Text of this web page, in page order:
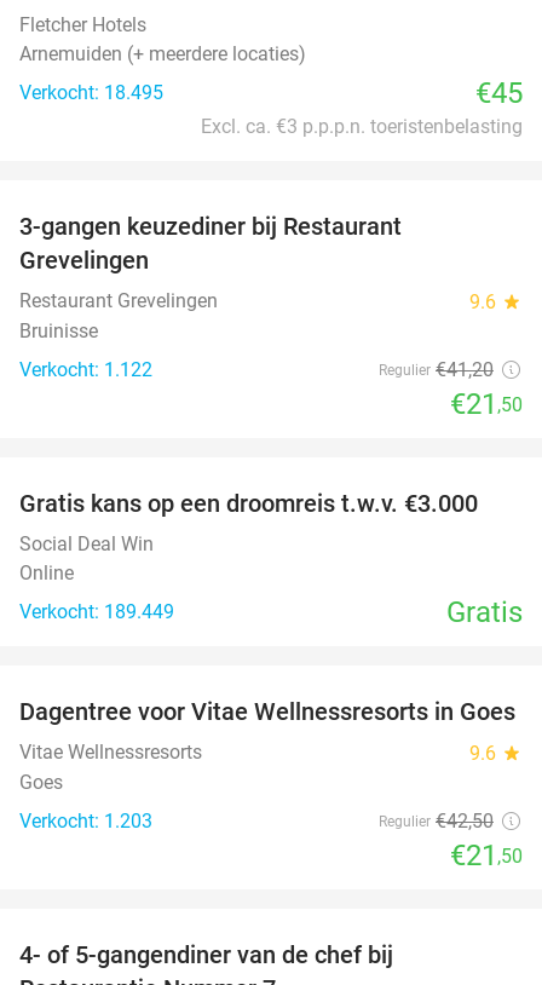
Fletcher Hotels
Arnemuiden (+ meerdere locaties)
Verkocht: 18.495
€45
Excl. ca. €3 p.p.p.n. toeristenbelasting
3-gangen keuzediner bij Restaurant
Grevelingen
Restaurant Grevelingen 9.6 star
Bruinisse
Verkocht: 1.122
Regulier €41,20
€21 ,50
Gratis kans op een droomreis t.w.v. €3.000
Social Deal Win
Online
Verkocht: 189.449
Gratis
49%
Dagentree voor Vitae Wellnessresorts in Goes
Vitae Wellnessresorts 9.6 star
Goes
Verkocht: 1.203
Regulier €42,50
€21 ,50
4- of 5-gangendiner van de chef bij